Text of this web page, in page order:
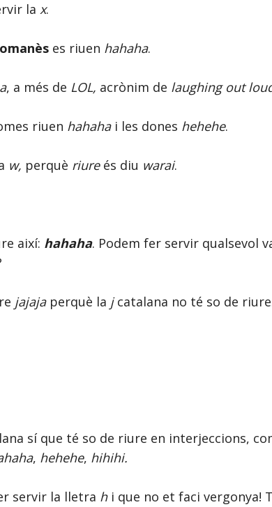
la x.
es riuen hahaha.
, a més de LOL, acrònim de laughing out
riuen hahahai les dones hehehe.
w, perquè riureés diu warai.
així: hahaha. Podem fer servir qualsevol
jajajaperquè la jcatalana no té so de
sí que té so de riure en interjeccions,
, hehehe, hihihi.
servir la lletra hi que no et faci vergonya!